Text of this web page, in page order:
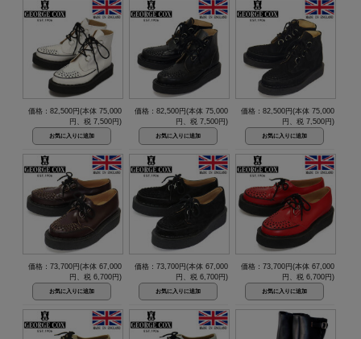
価格：82,500円(本体 75,000
円、税 7,500円)
価格：82,500円(本体 75,000
円、税 7,500円)
価格：82,500円(本体 75,000
円、税 7,500円)
価格：73,700円(本体 67,000
円、税 6,700円)
価格：73,700円(本体 67,000
円、税 6,700円)
価格：73,700円(本体 67,000
円、税 6,700円)